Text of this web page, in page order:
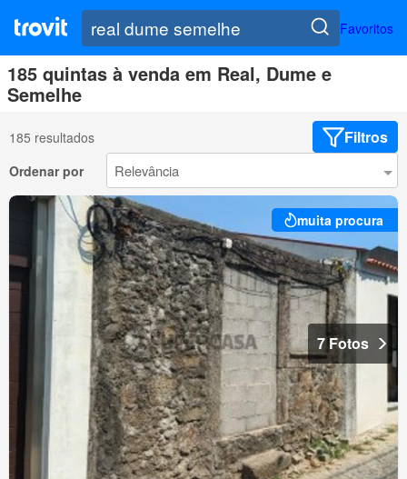
Favoritos
185 quintas à venda em Real, Dume e
Semelhe
185 resultados Filtros
Ordenar por
muita procura
7 Fotos